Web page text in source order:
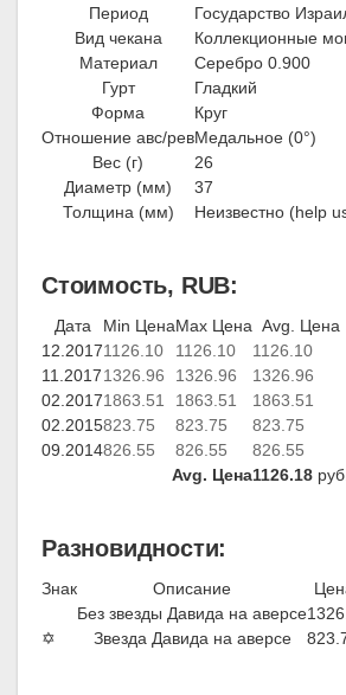
Период
Государство
Вид чекана
Коллекционные
Материал
Серебро 0.900
Гурт
Гладкий
Форма
Круг
Отношение авс/ревМедальное (0°)
Вес (г)
26
Диаметр (мм)
37
Толщина (мм)
Неизвестно (help
Стоимость, RUB:
Дата Min ЦенаMax Цена Avg. Цена
12.20171126.10 1126.10 1126.10
11.20171326.96 1326.96 1326.96
02.20171863.51 1863.51 1863.51
02.2015823.75 823.75 823.75
09.2014826.55 826.55 826.55
Avg. Цена1126.18
Разновидности:
Знак Описание
Без звезды Давида на аверсе
✡
Звезда Давида на аверсе